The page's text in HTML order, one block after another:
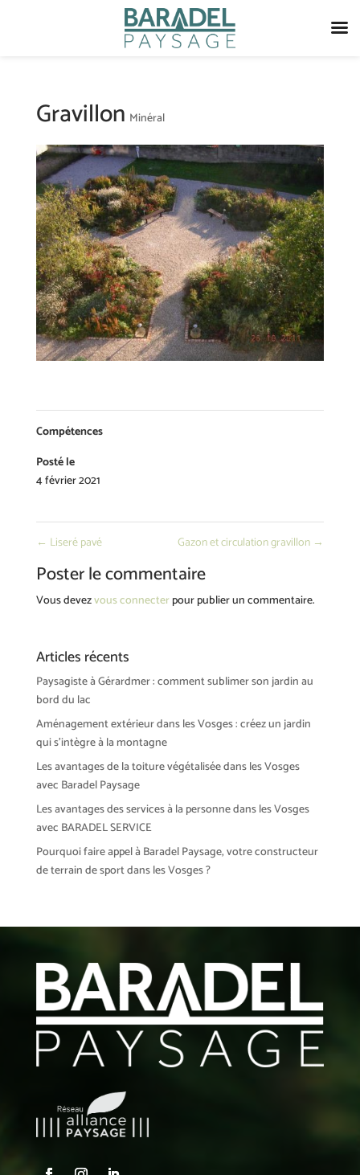
Gravillon Minéral
Compétences
Posté le
4 février 2021
← Liseré pavé Gazon et circulation gravillon →
Poster le commentaire
Vous devezvous connecterpour publier un commentaire.
Articles récents
Paysagiste à Gérardmer : comment sublimer son jardin au
bord du lac
Aménagement extérieur dans les Vosges : créez un jardin
qui s’intègre à la montagne
Les avantages de la toiture végétalisée dans les Vosges
avec Baradel Paysage
Les avantages des services à la personne dans les Vosges
avec BARADEL SERVICE
Pourquoi faire appel à Baradel Paysage, votre constructeur
de terrain de sport dans les Vosges ?